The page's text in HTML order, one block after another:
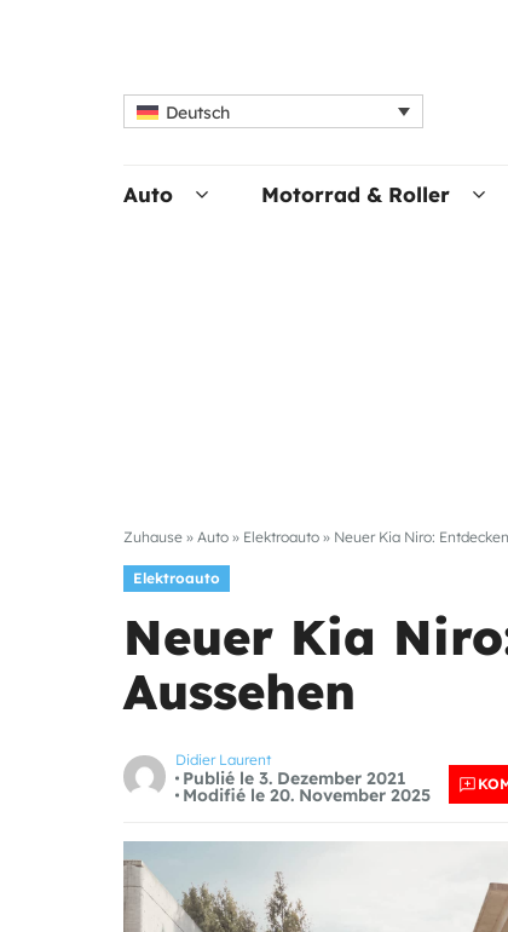
Deutsch
Auto Motorrad & Roller
Zuhause » Auto » Elektroauto » Neuer Kia Niro:
Elektroauto
Neuer Kia
Aussehen
Didier Laurent
Publié le 3. Dezember 2021
Modifié le 20. November 2025